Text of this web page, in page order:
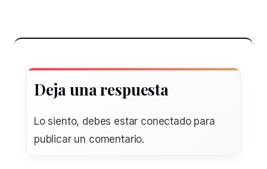
Deja una respuesta
Lo siento, debes estar conectadopara
publicar un comentario.